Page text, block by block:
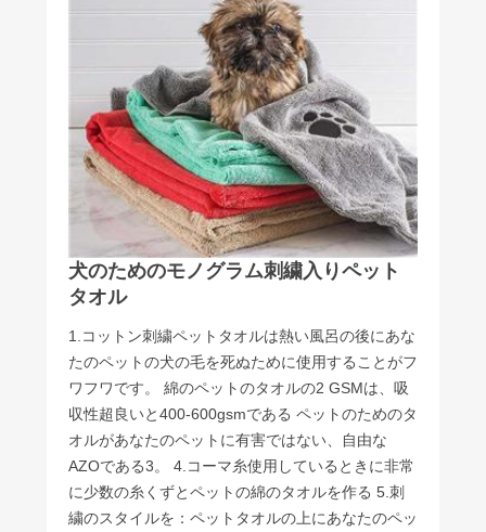
犬のためのモノグラム刺繍入りペット
タオル
1.コットン刺繍ペットタオルは熱い風呂の後にあな
たのペットの犬の毛を死ぬために使用することがフ
ワフワです。 綿のペットのタオルの2 GSMは、吸
収性超良いと400-600gsmである ペットのためのタ
オルがあなたのペットに有害ではない、自由な
AZOである3。 4.コーマ糸使用しているときに非常
に少数の糸くずとペットの綿のタオルを作る 5.刺
繍のスタイルを：ペットタオルの上にあなたのペッ